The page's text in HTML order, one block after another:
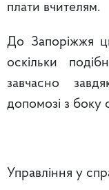
плати вчителям.
До Запоріжжя
оскільки
завчасно
допомозі з боку
Управління у